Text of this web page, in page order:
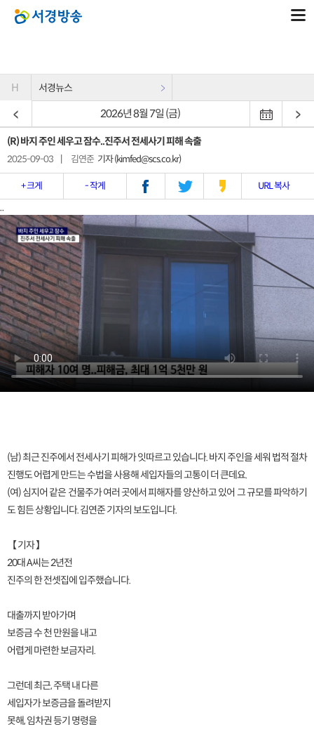
H 서경뉴스
2026년 8월 7일 (금)
(R) 바지 주인 세우고 잠수..진주서 전세사기 피해 속출
2025-09-03 김연준 기자 (kimfed@scs.co.kr)
+ 크게 - 작게 URL 복사
..
(남) 최근 진주에서 전세사기 피해가 잇따르고 있습니다. 바지 주인을 세워 법적 절차
진행도 어렵게 만드는 수법을 사용해 세입자들의 고통이 더 큰데요.
(여) 심지어 같은 건물주가 여러 곳에서 피해자를 양산하고 있어 그 규모를 파악하기
도 힘든 상황입니다. 김연준 기자의 보도입니다.
【 기자 】
20대 A씨는 2년전
진주의 한 전셋집에 입주했습니다.
대출까지 받아가며
보증금 수 천 만원을 내고
어렵게 마련한 보금자리.
그런데 최근, 주택 내 다른
세입자가 보증금을 돌려받지
못해, 임차권 등기 명령을